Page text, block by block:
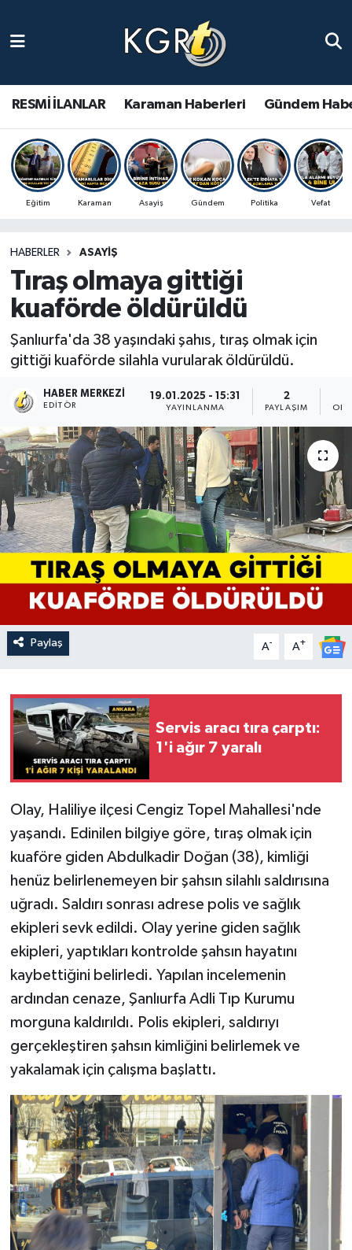
RESMİ İLANLAR Karaman Haberleri Gündem
Eğitim Karaman Asayiş Gündem Politika Vefat
HABERLER ASAYIŞ
Tıraş olmaya gittiği
kuaförde öldürüldü
Şanlıurfa'da 38 yaşındaki şahıs, tıraş olmak için
gittiği kuaförde silahla vurularak öldürüldü.
HABER MERKEZI
EDITÖR
19.01.2025 - 15:31
YAYINLANMA
2
PAYLAŞIM
Paylaş A- A+
Servis aracı tıra çarptı:
1'i ağır 7 yaralı
Olay, Haliliye ilçesi Cengiz Topel Mahallesi'nde
yaşandı. Edinilen bilgiye göre, tıraş olmak için
kuaföre giden Abdulkadir Doğan (38), kimliği
henüz belirlenemeyen bir şahsın silahlı saldırısına
uğradı. Saldırı sonrası adrese polis ve sağlık
ekipleri sevk edildi. Olay yerine giden sağlık
ekipleri, yaptıkları kontrolde şahsın hayatını
kaybettiğini belirledi. Yapılan incelemenin
ardından cenaze, Şanlıurfa Adli Tıp Kurumu
morguna kaldırıldı. Polis ekipleri, saldırıyı
gerçekleştiren şahsın kimliğini belirlemek ve
yakalamak için çalışma başlattı.
Gündem Haberleri
Güncel Haberler
Spor Haberleri
Ulusal Haberler
Vefat Edenler